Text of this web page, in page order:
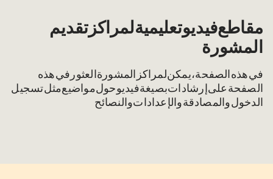
مقاطع فيديو تعليمية لمراكز تقديم
المشورة
في هذه الصفحة، يمكن لمراكز المشورة العثور في هذه
الصفحة على إرشادات بصيغة فيديو حول مواضيع مثل تسجيل
الدخول والمصادقة والإعدادات والنصائح.